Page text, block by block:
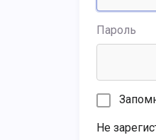
Пароль
Не